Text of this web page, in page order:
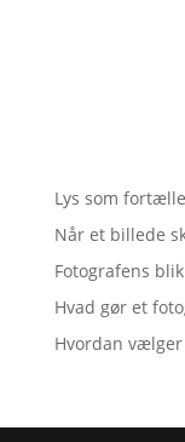
Lys som
Når et billede
Fotografens blik
Hvad gør et
Hvordan